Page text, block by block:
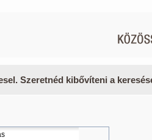
Szeretnéd kibővíteni a